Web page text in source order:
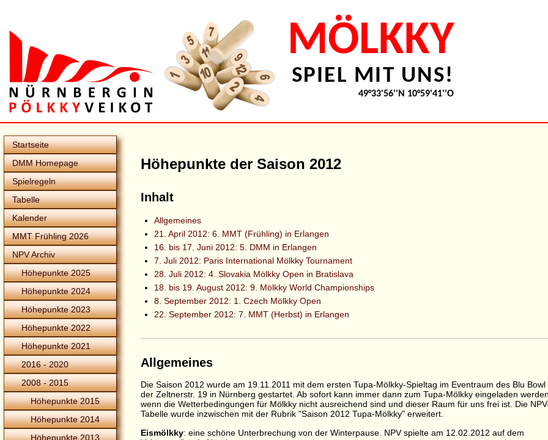
MÖLKKY
SPIEL MIT UNS!
49°33'56''N 10°59'41''O
Startseite
DMM Homepage
Spielregeln
Tabelle
Kalender
MMT Frühling 2026
NPV Archiv
Höhepunkte 2025
Höhepunkte 2024
Höhepunkte 2023
Höhepunkte 2022
Höhepunkte 2021
2016 - 2020
2008 - 2015
Höhepunkte 2015
Höhepunkte 2014
Höhepunkte 2013
Höhepunkte der Saison 2012
Inhalt
Allgemeines
21. April 2012: 6. MMT (Frühling) in Erlangen
16. bis 17. Juni 2012: 5. DMM in Erlangen
7. Juli 2012: Paris International Mölkky Tournament
28. Juli 2012: 4. Slovakia Mölkky Open in Bratislava
18. bis 19. August 2012: 9. Mölkky World Championships
8. September 2012: 1. Czech Mölkky Open
22. September 2012: 7. MMT (Herbst) in Erlangen
Allgemeines
Die Saison 2012 wurde am 19.11.2011 mit dem ersten Tupa-Mölkky-Spieltag im Eventraum des Blu Bowl
der Zeltnerstr. 19 in Nürnberg gestartet. Ab sofort kann immer dann zum Tupa-Mölkky eingeladen
wenn die Wetterbedingungen für Mölkky nicht ausreichend sind und dieser Raum für uns frei ist. Die
Tabelle wurde inzwischen mit der Rubrik "Saison 2012 Tupa-Mölkky" erweitert.
Eismölkky: eine schöne Unterbrechung von der Winterpause. NPV spielte am 12.02.2012 auf dem